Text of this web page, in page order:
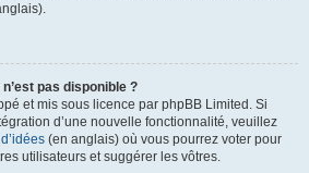
pas disponible ?
et mis sous licence par phpBB Limited. Si
d’une nouvelle fonctionnalité, veuillez
(en anglais) où vous pourrez voter pour
utilisateurs et suggérer les vôtres.